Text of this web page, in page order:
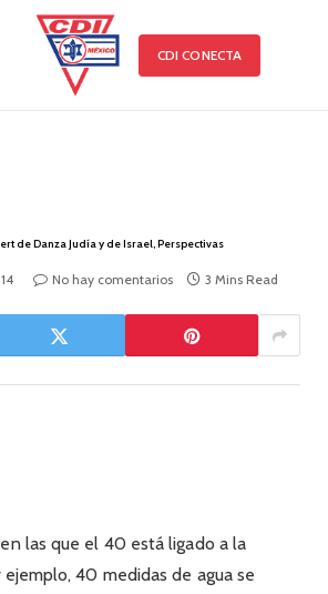
CDI CONECTA
de Danza Judía y de Israel, Perspectivas
No hay comentarios 3 Mins Read
las que el 40 está ligado a la
ejemplo, 40 medidas de agua se